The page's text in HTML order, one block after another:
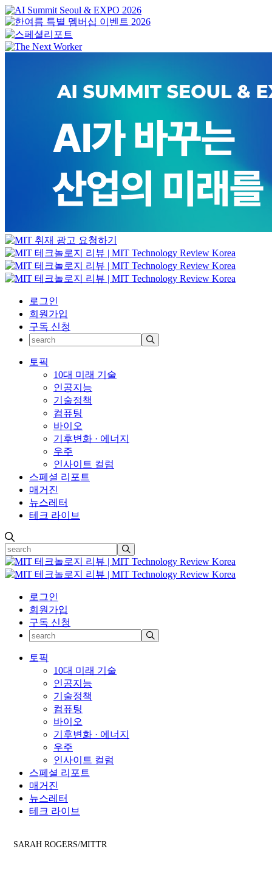
로그인
회원가입
구독 신청
토픽
10대 미래 기술
인공지능
기술정책
컴퓨팅
바이오
기후변화 · 에너지
우주
인사이트 컬럼
스페셜 리포트
매거진
뉴스레터
테크 라이브
로그인
회원가입
구독 신청
토픽
10대 미래 기술
인공지능
기술정책
컴퓨팅
바이오
기후변화 · 에너지
우주
인사이트 컬럼
스페셜 리포트
매거진
뉴스레터
테크 라이브
SARAH ROGERS/MITTR